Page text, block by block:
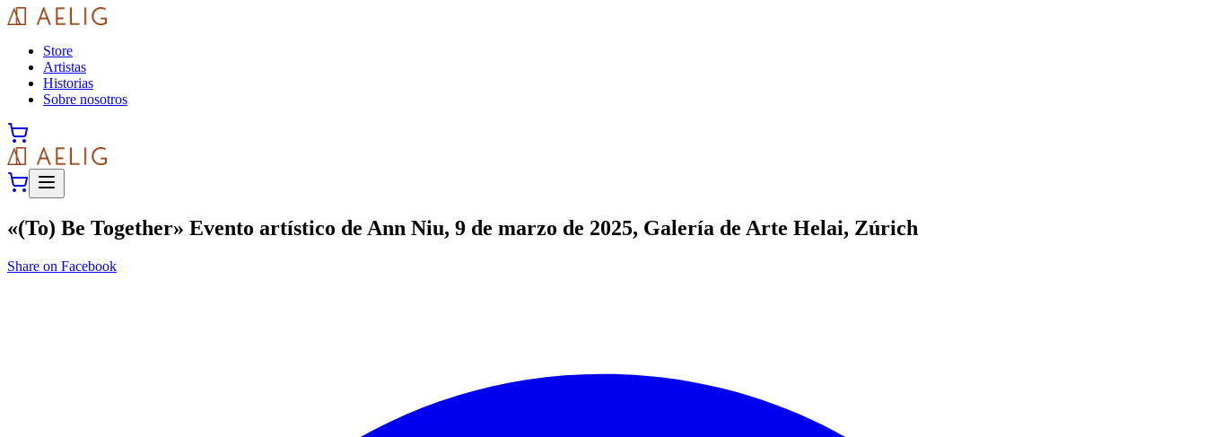
Store
Artistas
Historias
Sobre nosotros
«(To) Be Together» Evento artístico de Ann Niu, 9 de marzo de 2025, Galería de Arte Helai, Zúrich
Share on Facebook